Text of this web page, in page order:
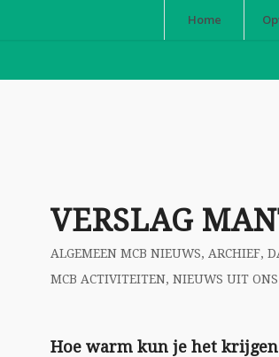
Home
VERSLAG
ALGEMEEN MCB NIEUWS, ARCHIEF,
MCB ACTIVITEITEN, NIEUWS UIT
Hoe warm kun je het